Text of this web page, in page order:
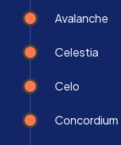
Avalanche
Celestia
Celo
Concordium